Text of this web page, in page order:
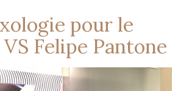
pour le
Felipe Pantone